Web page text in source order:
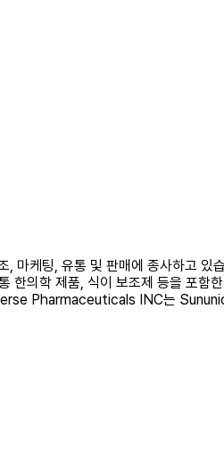
케팅, 유통 및 판매에 종사하고 있
한의학 제품, 식이 보조제 등을 포
Pharmaceuticals INC는